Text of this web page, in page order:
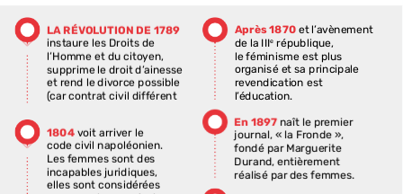
En 1897 naît le premier
journal, « la Fronde »,
fondé par Marguerite
Durand, entièrement
réalisé par des femmes.
Après1870 et l’avènement
de la IIIe république,
leféminisme est plus
organisé et sa principale
revendication est
l’éducation.
des sources traditionnelles d’autorité : le savant, le prêtre, le
noble.
LARÉVOLUTION DE 1789
instaure les Droits de
l’Homme et du citoyen,
supprime le droit d’ainesse
et rend le divorce possible
(car contrat civil différent
n’a toujours pas de
politique car elle ne
dispose pas du droit de
vote. La sphère de la
décision reste masculine.
1804 voit arriver le
code civil napoléonien.
Les femmes sont des
incapables juridiques,
elles sont considérées